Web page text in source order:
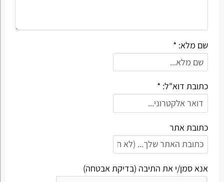
שם מלא: *
כתובת דוא"ל: *
כתובת אתר
אנא סמן/י את התיבה (בדיקת אבטחה)